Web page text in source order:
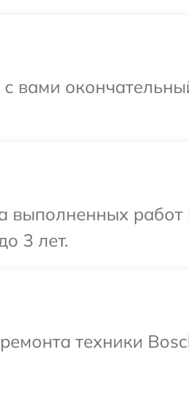
вами
выполненных
3 лет.
техники